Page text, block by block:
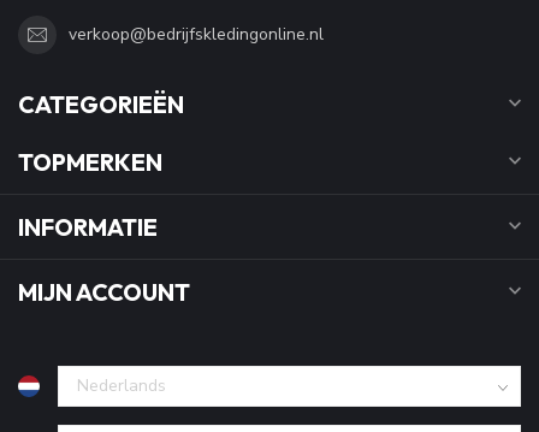
verkoop@bedrijfskledingonline.nl
CATEGORIEËN
TOPMERKEN
INFORMATIE
MIJN ACCOUNT